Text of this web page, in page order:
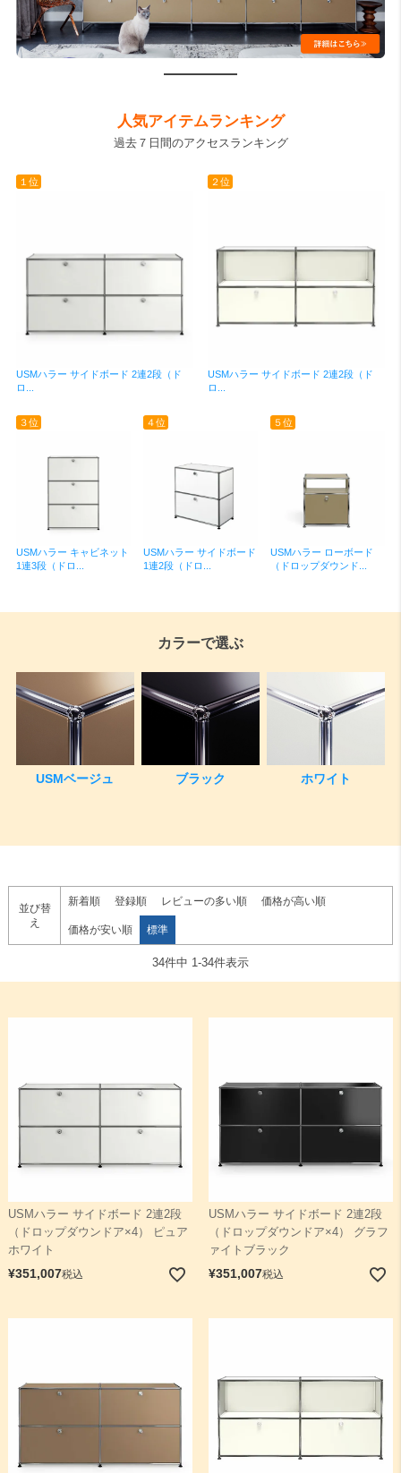
人気アイテムランキング
過去７日間のアクセスランキング
１位
USMハラー サイドボード 2連2段（ド
ロ...
２位
USMハラー サイドボード 2連2段（ド
ロ...
３位
USMハラー キャビネット
1連3段（ドロ...
４位
USMハラー サイドボード
1連2段（ドロ...
５位
USMハラー ローボード
（ドロップダウンド...
カラーで選ぶ
USMベージュ ブラック ホワイト
並び替
え
新着順 登録順 レビューの多い順 価格が高い順
価格が安い順 標準
34件中 1 -34件表示
USMハラー サイドボード 2連2段
（ドロップダウンドア×4） ピュア
ホワイト
¥351,007税込
USMハラー サイドボード 2連2段
（ドロップダウンドア×4） グラフ
ァイトブラック
¥351,007税込